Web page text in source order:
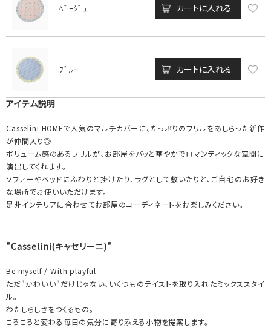
ﾍﾞｰｼﾞｭ カートに入れる
ﾌﾞﾙｰ カートに入れる
アイテム説明
Casselini HOMEで人気のマルチカバーに、たっぷりのフリルをあしらった新作
が仲間入り◎
ボリューム感のあるフリルが、お部屋をパッと華やかでロマンティックな空間に
演出してくれます。
ソファーやベッドにふわりと掛けたり、ラグとして敷いたりと、ご自宅のお好き
な場所でお使いいただけます。
是非インテリアに合わせてお部屋のコーディネートをお楽しみください。
"Casselini(キャセリーニ)"
Be myself / With playful
ただ"かわいい"だけじゃない、いくつものテイストを取り入れたミックススタイ
ル。
わたしらしさをつくるもの。
ころころと変わる毎日の気分に寄り添える小物を提案します。